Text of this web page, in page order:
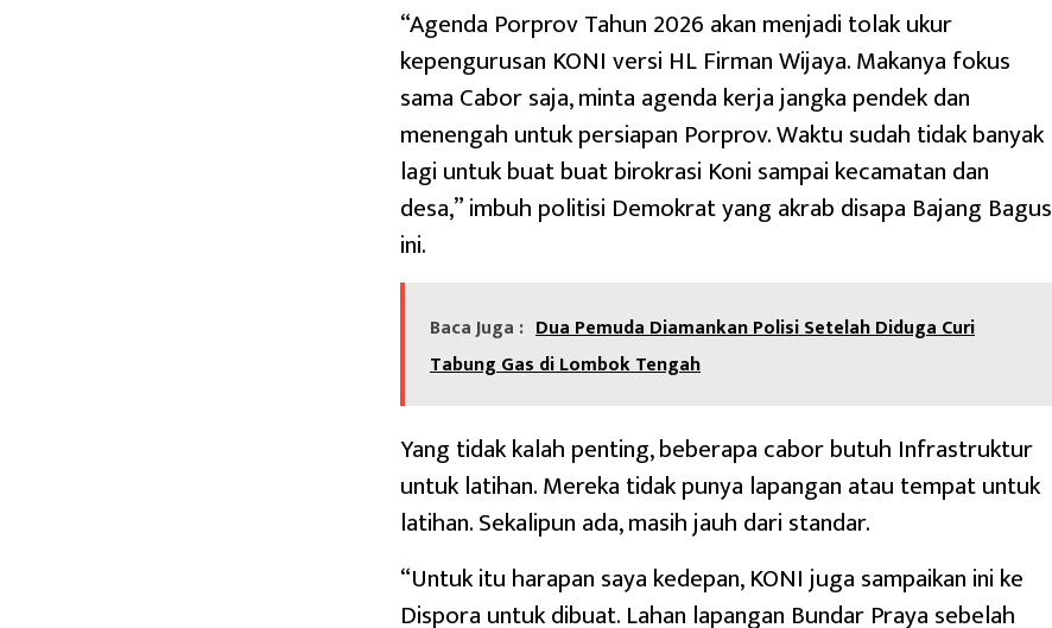
“Agenda Porprov Tahun 2026 akan menjadi tolak ukur
kepengurusan KONI versi HL Firman Wijaya. Makanya fokus
sama Cabor saja, minta agenda kerja jangka pendek dan
menengah untuk persiapan Porprov. Waktu sudah tidak banyak
lagi untuk buat buat birokrasi Koni sampai kecamatan dan
desa,” imbuh politisi Demokrat yang akrab disapa Bajang Bagus
ini.
Baca Juga : Dua Pemuda Diamankan Polisi Setelah Diduga Curi
Tabung Gas di Lombok Tengah
Yang tidak kalah penting, beberapa cabor butuh Infrastruktur
untuk latihan. Mereka tidak punya lapangan atau tempat untuk
latihan. Sekalipun ada, masih jauh dari standar.
“Untuk itu harapan saya kedepan, KONI juga sampaikan ini ke
Dispora untuk dibuat. Lahan lapangan Bundar Praya sebelah